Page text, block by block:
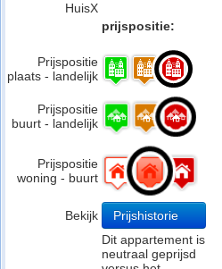
HuisX
prijspositie:
Prijspositie
plaats - landelijk
Prijspositie
buurt - landelijk
Prijspositie
woning - buurt
Bekijk Prijshistorie
Dit appartement is
neutraal geprijsd